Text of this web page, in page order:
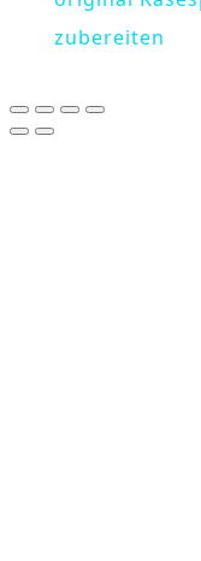
zubereiten